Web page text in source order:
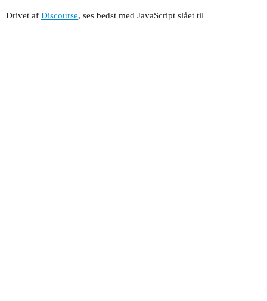
Drivet af Discourse, ses bedst med JavaScript slået til